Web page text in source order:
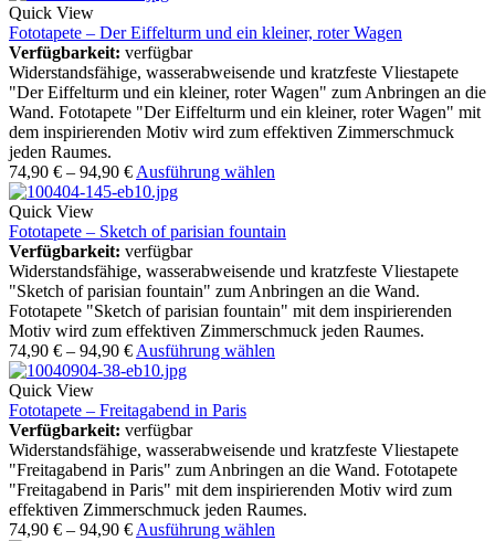
Quick View
Fototapete – Der Eiffelturm und ein kleiner, roter Wagen
Verfügbarkeit: verfügbar
Widerstandsfähige, wasserabweisende und kratzfeste Vliestapete
"Der Eiffelturm und ein kleiner, roter Wagen" zum Anbringen an die
Wand. Fototapete "Der Eiffelturm und ein kleiner, roter Wagen" mit
dem inspirierenden Motiv wird zum effektiven Zimmerschmuck
jeden Raumes.
74,90 € – 94,90 € Ausführung wählen
Quick View
Fototapete – Sketch of parisian fountain
Verfügbarkeit: verfügbar
Widerstandsfähige, wasserabweisende und kratzfeste Vliestapete
"Sketch of parisian fountain" zum Anbringen an die Wand.
Fototapete "Sketch of parisian fountain" mit dem inspirierenden
Motiv wird zum effektiven Zimmerschmuck jeden Raumes.
74,90 € – 94,90 € Ausführung wählen
Quick View
Fototapete – Freitagabend in Paris
Verfügbarkeit: verfügbar
Widerstandsfähige, wasserabweisende und kratzfeste Vliestapete
"Freitagabend in Paris" zum Anbringen an die Wand. Fototapete
"Freitagabend in Paris" mit dem inspirierenden Motiv wird zum
effektiven Zimmerschmuck jeden Raumes.
74,90 € – 94,90 € Ausführung wählen